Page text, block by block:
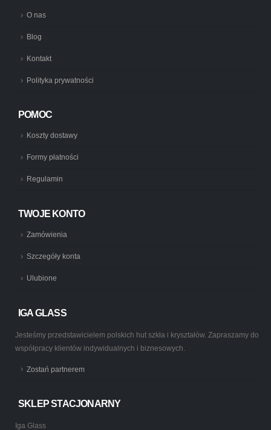
O nas
Blog
Kontakt
Polityka prywatności
POMOC
Koszty dostawy
Formy płatności
Regulamin
TWOJE KONTO
Zamówienia
Szczegóły konta
Ulubione
IGA GLASS
Jesteśmy przedstawicielem polskich hut szkła i kryształów. Zapraszamy do
współpracy klientów indywidualnych i biznesowych.
Zostań partnerem
SKLEP STACJONARNY
Iga Glass